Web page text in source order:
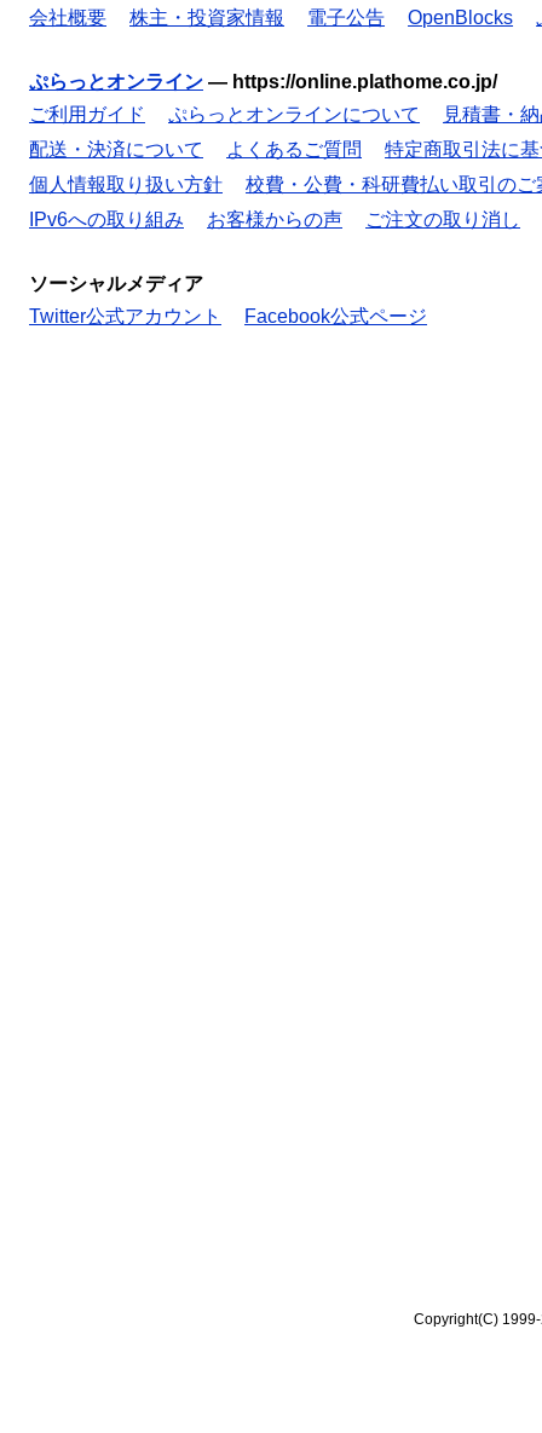
会社概要 株主・投資家情報 電子公告 OpenBlocks
ぷらっとオンライン — https://online.plathome.co.jp/
ご利用ガイド
ぷらっとオンラインについて
見積書・
配送・決済について
よくあるご質問
特定商取引法に
個人情報取り扱い方針
校費・公費・科研費払い取引のご
IPv6への取り組み
お客様からの声 ご注文の取り消し
ソーシャルメディア
Twitter公式アカウント
Facebook公式ページ
Copyright(C)